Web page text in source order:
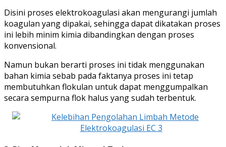
Disini proses elektrokoagulasi akan mengurangi jumlah
koagulan yang dipakai, sehingga dapat dikatakan proses
ini lebih minim kimia dibandingkan dengan proses
konvensional.
Namun bukan berarti proses ini tidak menggunakan
bahan kimia sebab pada faktanya proses ini tetap
membutuhkan flokulan untuk dapat menggumpalkan
secara sempurna flok halus yang sudah terbentuk.